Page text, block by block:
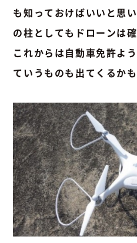
も知っておけばいいと思
の柱としてもドローンは
これからは自動車免許よ
ていうものも出てくるか